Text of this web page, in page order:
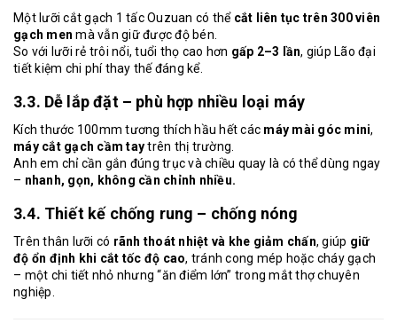
Một lưỡi cắt gạch 1 tấc Ouzuan có thể cắt liên tục trên 300 viên
gạch men mà vẫn giữ được độ bén.
So với lưỡi rẻ trôi nổi, tuổi thọ cao hơn gấp 2–3 lần, giúp Lão đại
tiết kiệm chi phí thay thế đáng kể.
3.3. Dễ lắp đặt – phù hợp nhiều loại máy
Kích thước 100mm tương thích hầu hết các máy mài góc mini,
máy cắt gạch cầm taytrên thị trường.
Anh em chỉ cần gắn đúng trục và chiều quay là có thể dùng ngay
– nhanh, gọn, không cần chỉnh nhiều.
3.4. Thiết kế chống rung – chống nóng
Trên thân lưỡi có rãnh thoát nhiệt và khe giảm chấn, giúp giữ
độ ổn định khi cắt tốc độ cao, tránh cong mép hoặc cháy gạch
– một chi tiết nhỏ nhưng “ăn điểm lớn” trong mắt thợ chuyên
nghiệp.